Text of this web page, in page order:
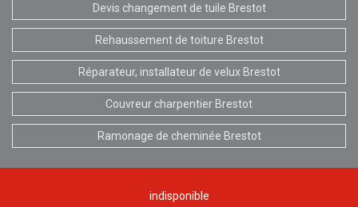
Devis changement de tuile Brestot
Rehaussement de toiture Brestot
Réparateur, installateur de velux Brestot
Couvreur charpentier Brestot
Ramonage de cheminée Brestot
indisponible